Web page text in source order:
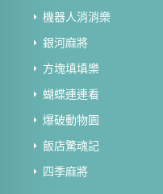
機器人消消樂
銀河麻將
方塊填填樂
蝴蝶連連看
爆破動物園
飯店驚魂記
四季麻將